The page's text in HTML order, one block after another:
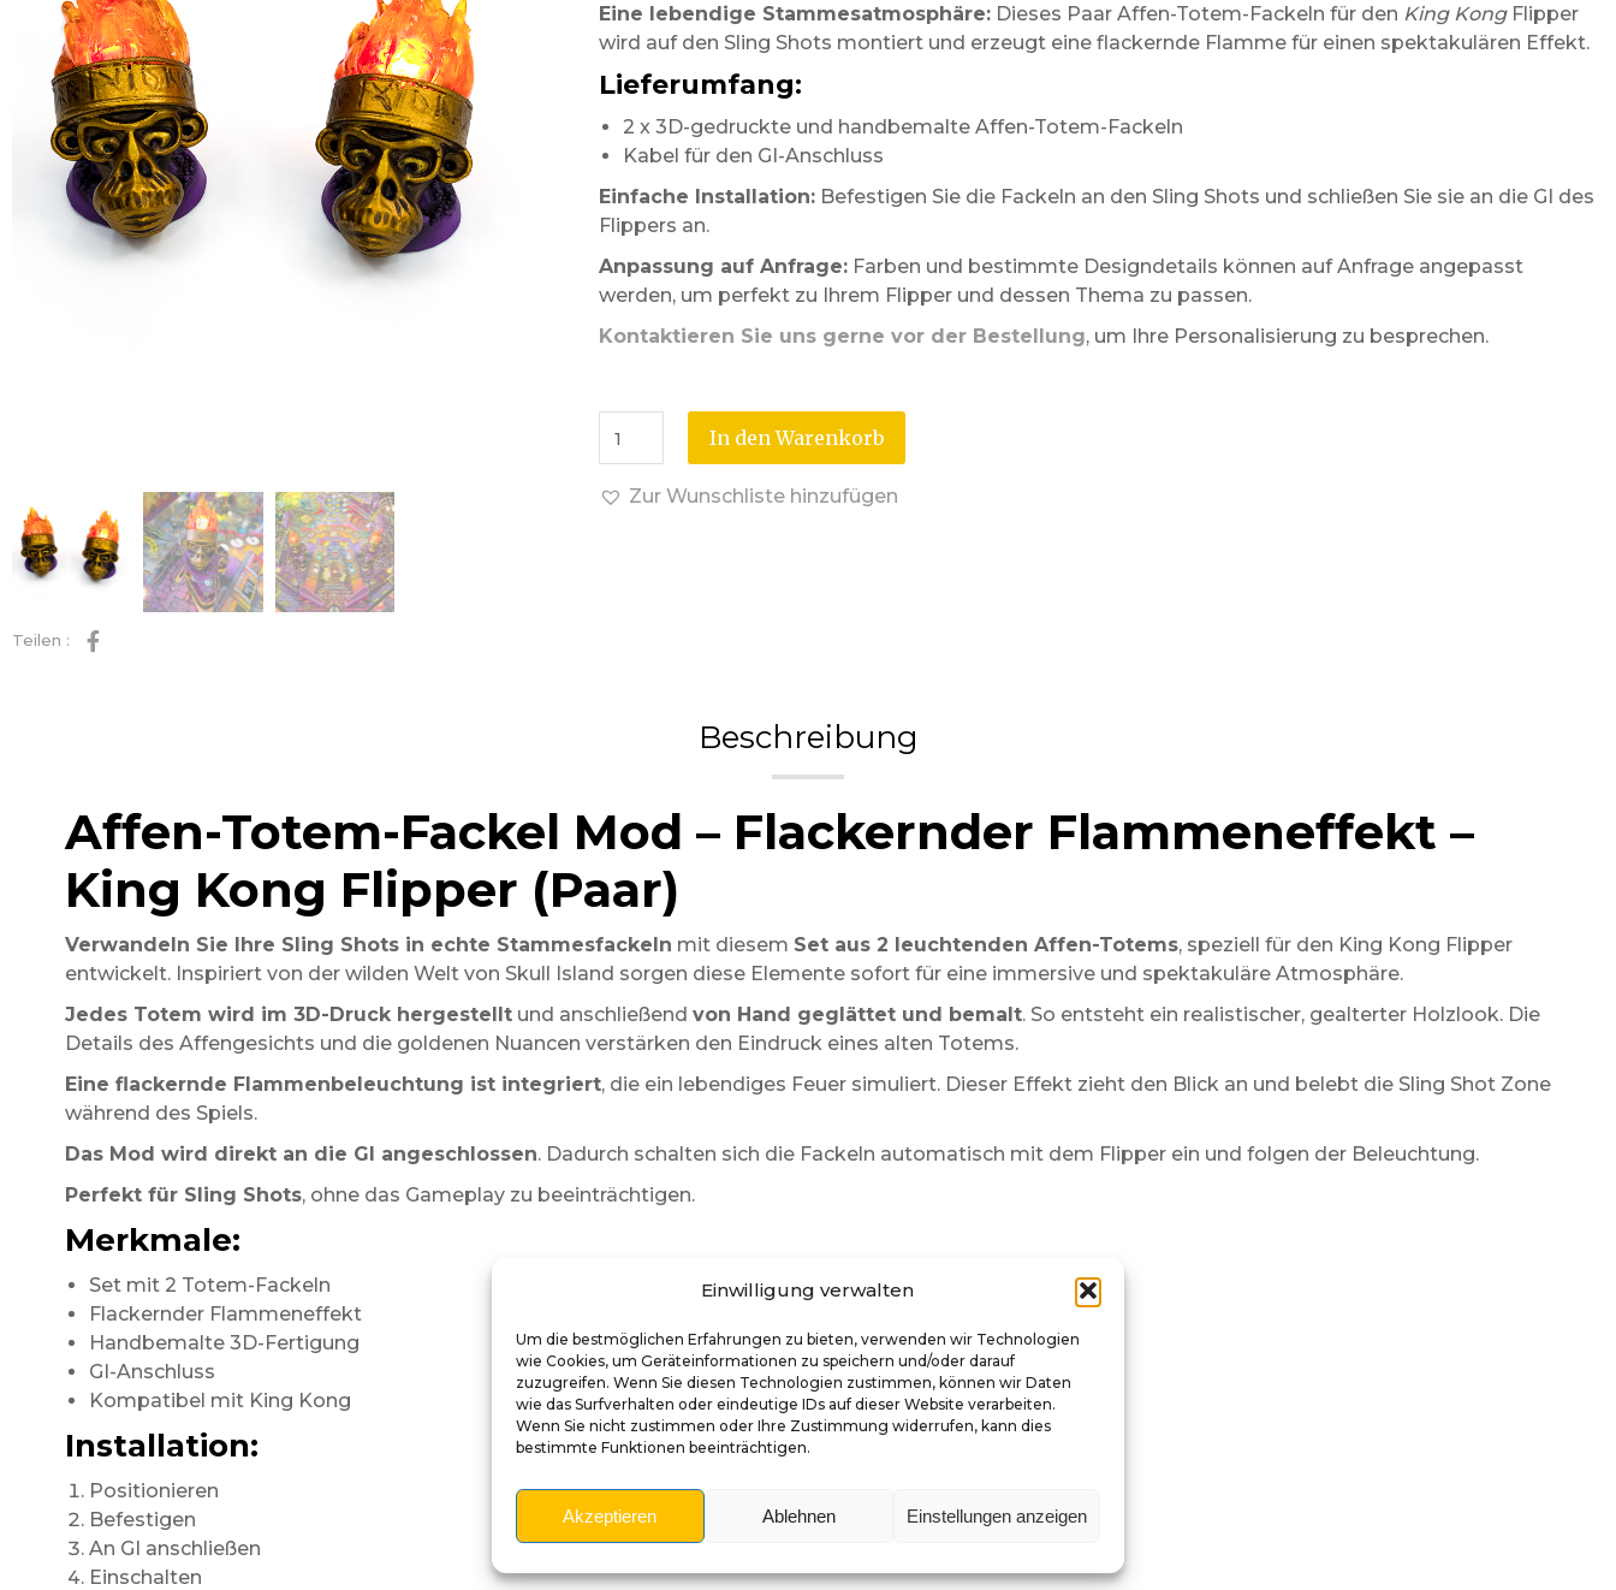
Einwilligung verwalten
Um die bestmöglichen Erfahrungen zu bieten, verwenden wir Technologien
wie Cookies, um Geräteinformationen zu speichern und/oder darauf
zuzugreifen. Wenn Sie diesen Technologien zustimmen, können wir Daten
wie das Surfverhalten oder eindeutige IDs auf dieser Website verarbeiten.
Wenn Sie nicht zustimmen oder Ihre Zustimmung widerrufen, kann dies
bestimmte Funktionen beeinträchtigen.
Akzeptieren Ablehnen Einstellungen anzeigen
Teilen :
Eine lebendige Stammesatmosphäre:Dieses Paar Affen-Totem-Fackeln für den King KongFlipper
wird auf den Sling Shots montiert und erzeugt eine flackernde Flamme für einen spektakulären Effekt.
Lieferumfang:
2 x 3D-gedruckte und handbemalte Affen-Totem-Fackeln
Kabel für den GI-Anschluss
Einfache Installation:Befestigen Sie die Fackeln an den Sling Shots und schließen Sie sie an die GI des
Flippers an.
Anpassung auf Anfrage:Farben und bestimmte Designdetails können auf Anfrage angepasst
werden, um perfekt zu Ihrem Flipper und dessen Thema zu passen.
Kontaktieren Sie uns gerne vor der Bestellung, um Ihre Personalisierung zu besprechen.
In den Warenkorb
Zur Wunschliste hinzufügen
Beschreibung
Affen-Totem-Fackel Mod – Flackernder Flammeneffekt –
King Kong Flipper (Paar)
Verwandeln Sie Ihre Sling Shots in echte Stammesfackeln mit diesem Set aus 2 leuchtenden Affen-Totems, speziell für den King Kong Flipper
entwickelt. Inspiriert von der wilden Welt von Skull Island sorgen diese Elemente sofort für eine immersive und spektakuläre Atmosphäre.
Jedes Totem wird im 3D-Druck hergestelltund anschließend von Hand geglättet und bemalt. So entsteht ein realistischer, gealterter Holzlook. Die
Details des Affengesichts und die goldenen Nuancen verstärken den Eindruck eines alten Totems.
Eine flackernde Flammenbeleuchtung ist integriert, die ein lebendiges Feuer simuliert. Dieser Effekt zieht den Blick an und belebt die Sling Shot Zone
während des Spiels.
Das Mod wird direkt an die GI angeschlossen. Dadurch schalten sich die Fackeln automatisch mit dem Flipper ein und folgen der Beleuchtung.
Perfekt für Sling Shots, ohne das Gameplay zu beeinträchtigen.
Merkmale:
Set mit 2 Totem-Fackeln
Flackernder Flammeneffekt
Handbemalte 3D-Fertigung
GI-Anschluss
Kompatibel mit King Kong
Installation:
Positionieren
Befestigen
An GI anschließen
Einschalten